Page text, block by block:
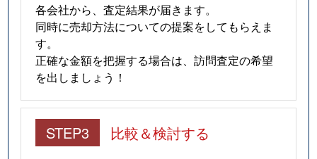
各会社から、査定結果が届きます。
同時に売却方法についての提案をしてもらえま
す。
正確な金額を把握する場合は、訪問査定の希望
を出しましょう！
STEP3 比較＆検討する